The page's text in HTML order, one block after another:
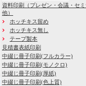
資料印刷
（プレゼン・会議・セ
他）
ホッチキス留め
ホッチキス無し
テープ製本
見積書表紙印刷
中綴じ冊子印刷(フルカラー)
中綴じ冊子印刷(モノクロ)
中綴じ冊子印刷(厚紙)
中綴じ冊子印刷(色上質)